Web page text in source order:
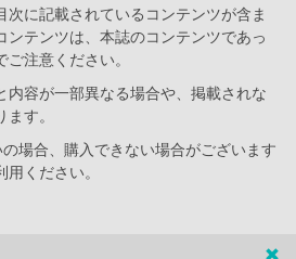
に記載されているコンテンツが含ま
ンテンツは、本誌のコンテンツであっ
注意ください。
容が一部異なる場合や、掲載されな
す。
場合、購入できない場合がございます
ください。